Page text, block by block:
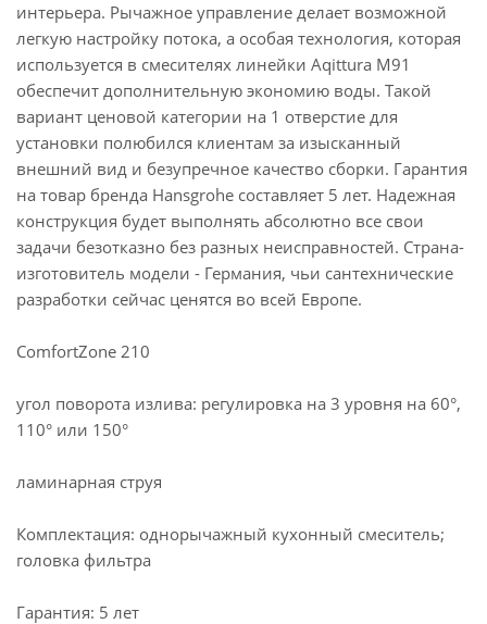
интерьера. Рычажное управление делает возможной
легкую настройку потока, а особая технология, которая
используется в смесителях линейки Aqittura M91
обеспечит дополнительную экономию воды. Такой
вариант ценовой категории на 1 отверстие для
установки полюбился клиентам за изысканный
внешний вид и безупречное качество сборки. Гарантия
на товар бренда Hansgrohe составляет 5 лет. Надежная
конструкция будет выполнять абсолютно все свои
задачи безотказно без разных неисправностей. Страна-
изготовитель модели - Германия, чьи сантехнические
разработки сейчас ценятся во всей Европе.
ComfortZone 210
угол поворота излива: регулировка на 3 уровня на 60°,
110° или 150°
ламинарная струя
Комплектация: однорычажный кухонный смеситель;
головка фильтра
Гарантия: 5 лет